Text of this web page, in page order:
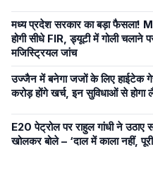
मध्य प्रदेश सरकार का बड़ा फैसला!
होगी सीधे FIR, ड्यूटी में गोली चलाने
मजिस्ट्रियल जांच
उज्जैन में बनेगा जजों के लिए हाईटेक
करोड़ होंगे खर्च, इन सुविधाओं से होगा
E20 पेट्रोल पर राहुल गांधी ने उठाए
खोलकर बोले – ‘दाल में काला नहीं, पूरी